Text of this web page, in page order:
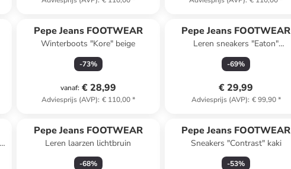
Pepe Jeans FOOTWEAR
Winterboots "Kore" beige
-73%
vanaf: € 28,99
Adviesprijs (AVP): € 110,00*
Pepe Jeans FOOTWEAR
Leren sneakers "Eaton"
wit/donkerblauw
-69%
€ 29,99
Adviesprijs (AVP): € 99,90*
Pepe Jeans FOOTWEAR
Leren laarzen lichtbruin
-68%
Pepe Jeans FOOTWEAR
Sneakers "Contrast" kaki
-53%